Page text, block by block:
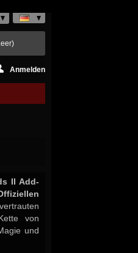
Anmelden
II Add-
von
und